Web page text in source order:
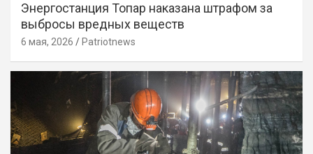
Энергостанция Топар наказана штрафом за
выбросы вредных веществ
6 мая, 2026 Patriotnews